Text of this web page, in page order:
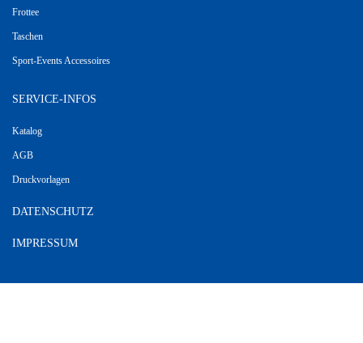
Frottee
Taschen
Sport-Events Accessoires
SERVICE-INFOS
Katalog
AGB
Druckvorlagen
DATENSCHUTZ
IMPRESSUM